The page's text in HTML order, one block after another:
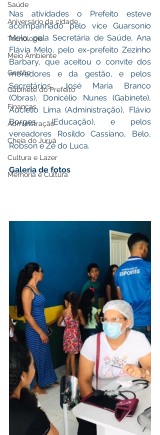
Saúde
Aniversário da cidade
Tecnologia
Meio Ambiente
Gestão
Gabinete do Prefeito
Finanças
Administração
Cheia do Juruá
Cultura e Lazer
Memória e Cultura
Nas atividades o Prefeito esteve
acompanhado pelo vice Guarsonio
Melo, pela Secretária de Saúde, Ana
Flávia Melo, pelo ex-prefeito Zezinho
Barbary, que aceitou o convite dos
moradores e da gestão, e pelos
Secretários, José Maria Branco
(Obras), Donicélio Nunes (Gabinete),
Aucielio Lima (Administração), Flávio
Borges (Educação), e pelos
vereadores Rosildo Cassiano, Belo,
Robson e Zé do Luca.
Galeria de fotos